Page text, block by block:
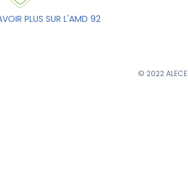
PLUS SUR L'AMD 92
© 2022 ALECE